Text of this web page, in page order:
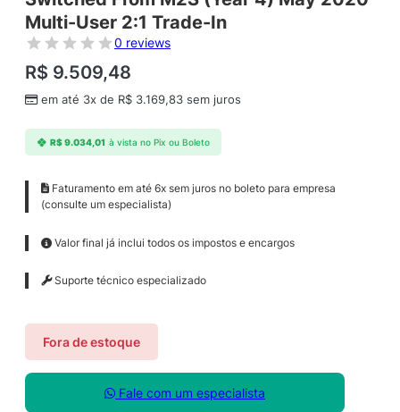
Multi-User 2:1 Trade-In
0 reviews
R$ 9.509,48
em até 3x de R$ 3.169,83 sem juros
R$9.034,01 à vista no Pix ou Boleto
Faturamento em até 6x sem juros no boleto para empresa
(consulte um especialista)
Valor final já inclui todos os impostos e encargos
Suporte técnico especializado
Fora de estoque
Fale com um especialista